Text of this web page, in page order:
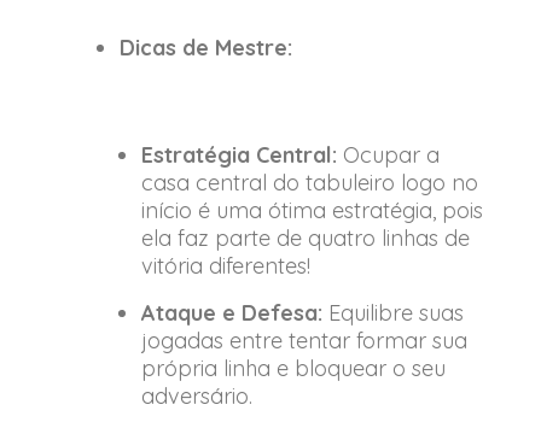
Dicas de Mestre:
Estratégia Central: Ocupar a
casa central do tabuleiro logo no
início é uma ótima estratégia, pois
ela faz parte de quatro linhas de
vitória diferentes!
Ataque e Defesa: Equilibre suas
jogadas entre tentar formar sua
própria linha e bloquear o seu
adversário.